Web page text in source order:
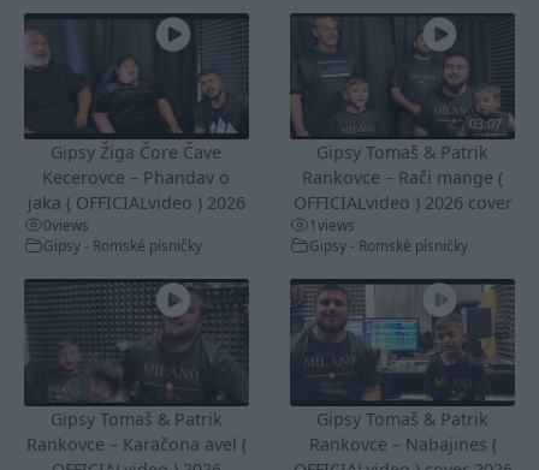
Gipsy Žiga Čore Čave
Kecerovce – Phandav o
jaka ( OFFICIALvideo ) 2026
0views
Gipsy - Romské písničky
03:07
Gipsy Tomaš & Patrik
Rankovce – Rači mange (
OFFICIALvideo ) 2026 cover
1views
Gipsy - Romské písničky
Gipsy Tomaš & Patrik
Rankovce – Karačona avel (
Gipsy Tomaš & Patrik
Rankovce – Nabajines (